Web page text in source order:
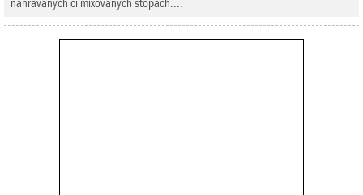
nahrávaných či mixovaných stopách....